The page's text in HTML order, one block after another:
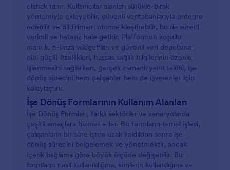
olanak tanır. Kullanıcılar alanları sürükle-bırak
yöntemiyle ekleyebilir, güvenli veritabanlarıyla entegre
edebilir ve bildirimleri otomatikleştirebilir, bu da süreci
verimli ve hatasız hale getirir. Platformun koşullu
mantık, e-imza widget'ları ve güvenli veri depolama
gibi güçlü özellikleri, hassas sağlık bilgilerinin özenle
işlenmesini sağlarken, gerçek zamanlı yanıt takibi, işe
dönüş sürecini hem çalışanlar hem de işverenler için
kolaylaştırır.
İşe Dönüş Formlarının Kullanım Alanları
İşe Dönüş Formları, farklı sektörler ve senaryolarda
çeşitli amaçlara hizmet eder. Bu formların temel işlevi,
çalışanların bir süre işten uzak kaldıktan sonra işe
dönüş sürecini belgelemek ve yönetmektir, ancak
içerik bağlama göre büyük ölçüde değişebilir. Bu
formların nasıl kullanıldığına, kimlerin kullandığına ve